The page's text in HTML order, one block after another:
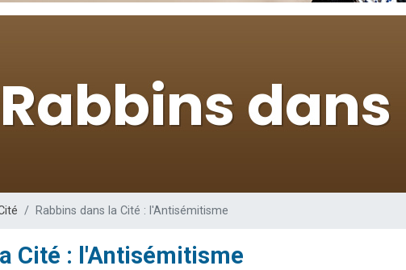
3 personnes viennent de nous rejoindre sur WhatsApp
Il reste 49 places pour étudier en groupe sur Zoom
Ariel vient de donner son Maasser
Rabbins dans la Cité : l'Antisémitisme
Cité : l'Antisémitisme